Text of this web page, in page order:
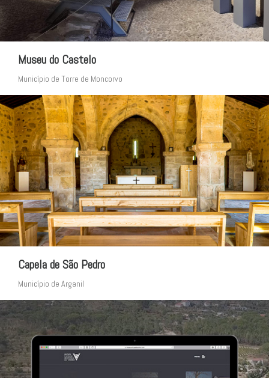
Museu do Castelo
Município de Torre de Moncorvo
Capela de São Pedro
Município de Arganil